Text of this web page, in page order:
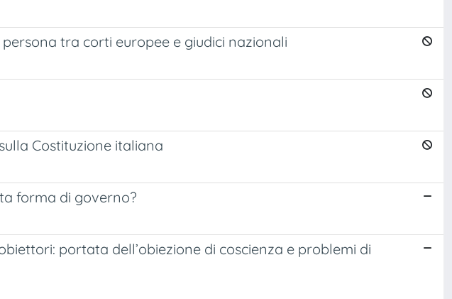
tra corti europee e giudici nazionali
Costituzione italiana
forma di governo?
portata dell’obiezione di coscienza e problemi di